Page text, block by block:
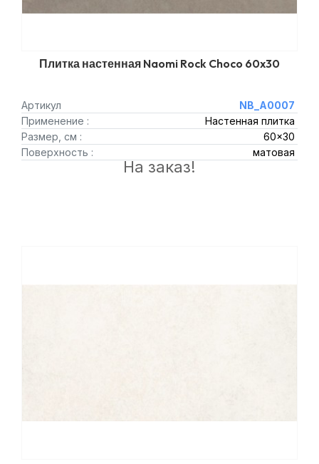
Плитка настенная Naomi Rock Choco 60x30
Артикул
NB_A0007
Применение :
Настенная плитка
Размер, см :
60x30
Поверхность :
матовая
На заказ!